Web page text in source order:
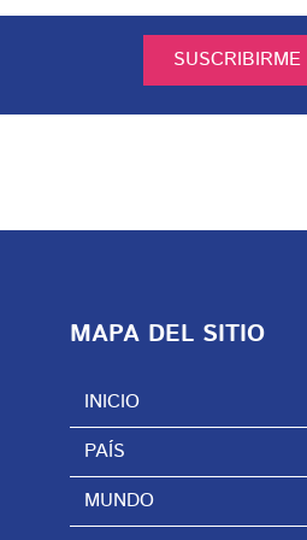
SUSCRIBIRME
MAPA DEL SITIO
INICIO
PAÍS
MUNDO